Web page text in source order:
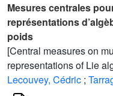
Mesures centrales
représentations
poids
[Central measures on
representations of Lie
Lecouvey, Cédric ;